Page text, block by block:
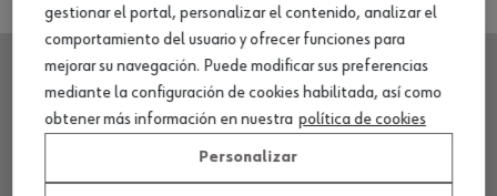
SEDE CENTRAL
CENTRO LOGÍSTICO / MUSEO
gestionar el portal, personalizar el contenido, analizar el
comportamiento del usuario y ofrecer funciones para
mejorar su navegación. Puede modificar sus preferencias
mediante la configuración de cookies habilitada, así como
obtener más información en nuestra política de cookies
Personalizar